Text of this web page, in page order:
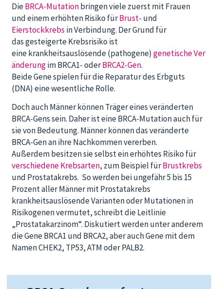
DieBRCA-Mutationbringen viele zuerst mit Frauen
und einem erhöhten Risiko fürBrust- und
Eierstockkrebs in Verbindung. Der Grund für
das gesteigerte Krebsrisiko ist
eine krankheitsauslösende (pathogene) genetische Ver
änderungim BRCA1- oderBRCA2-Gen.
Beide Gene spielen für die Reparatur des Erbguts
(DNA) eine wesentliche Rolle.
Doch auch Männer können Träger eines veränderten
BRCA-Gens sein. Daher ist eine BRCA-Mutation auch für
sie von Bedeutung. Männer können das veränderte
BRCA-Gen an ihre Nachkommen vererben.
Außerdem besitzen sie selbst ein erhöhtes Risiko für
verschiedene Krebsarten, zum Beispiel fürBrustkrebs
und Prostatakrebs. So werden bei ungefähr 5 bis 15
Prozent aller Männer mit Prostatakrebs
krankheitsauslösende Varianten oder Mutationen in
Risikogenen vermutet, schreibt die Leitlinie
„Prostatakarzinom“. Diskutiert werden unter anderem
die Gene BRCA1 und BRCA2, aber auch Gene mit dem
Namen CHEK2, TP53, ATM oder PALB2.